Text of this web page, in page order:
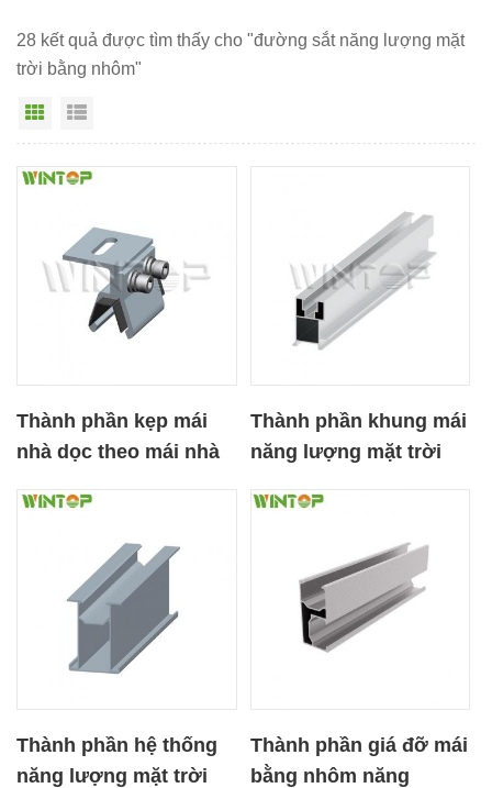
28 kết quả được tìm thấy cho "đường sắt năng lượng mặt
trời bằng nhôm"
Chế độ hiển thị theo ô
Thành phần kẹp mái
nhà dọc theo mái nhà
trời
Thành phần khung mái
năng lượng mặt trời
nhanh
Thành phần hệ thống
năng lượng mặt trời
Thành phần giá đỡ mái
bằng nhôm năng